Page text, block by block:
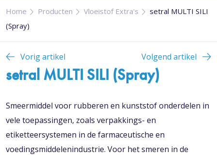
Home Producten Vloeistof Extra's
setral MULTI SILI
(Spray)
Vorig artikel Volgend artikel
setral MULTI SILI (Spray)
Smeermiddel voor rubberen en kunststof onderdelen in
vele toepassingen, zoals verpakkings- en
etiketteersystemen in de farmaceutische en
voedingsmiddelenindustrie. Voor het smeren in de